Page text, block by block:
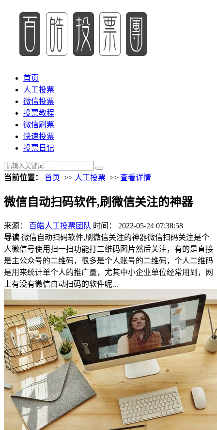
首页
人工投票
微信投票
投票教程
微信刷票
快速投票
投票日记
当前位置： 首页 >> 人工投票 >> 查看详情
微信自动扫码软件,刷微信关注的神器
来源： 百皓人工投票团队 时间： 2022-05-24 07:38:58
导读 微信自动扫码软件,刷微信关注的神器微信扫码关注是个
人微信号使用扫一扫功能打二维码图片然后关注，有的是直接
是主公众号的二维码，很多是个人账号的二维码，个人二维码
是用来统计单个人的推广量，尤其中小企业单位经常用到，网
上有没有微信自动扫码的软件呢...